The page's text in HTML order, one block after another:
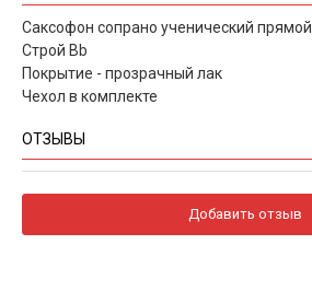
Саксофон сопрано ученический прямой
Строй Bb
Покрытие - прозрачный лак
Чехол в комплекте
ОТЗЫВЫ
Добавить отзыв